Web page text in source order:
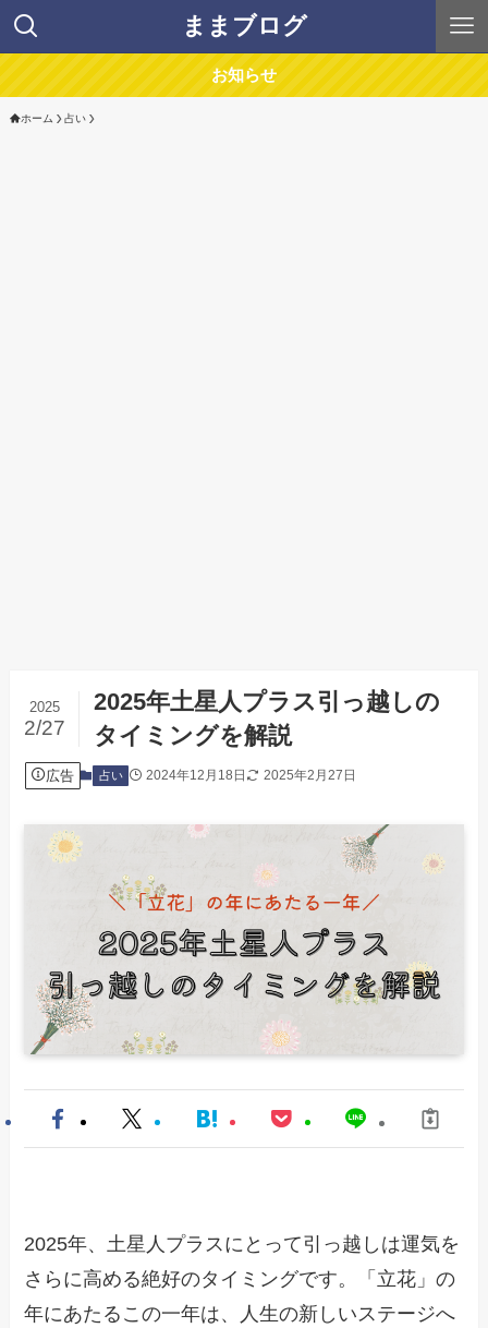
ままブログ
お知らせ
ホーム 占い
2025年土星人プラス引っ越しの
タイミングを解説
2025
2/27
広告 占い 2024年12月18日 2025年2月27日
2025年、土星人プラスにとって引っ越しは運気を
さらに高める絶好のタイミングです。「立花」の
年にあたるこの一年は、人生の新しいステージへ